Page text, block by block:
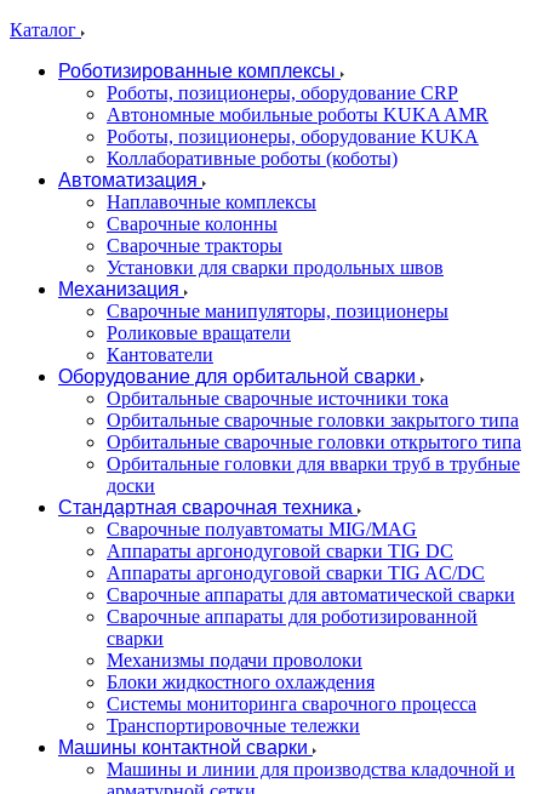
Каталог
Роботизированные комплексы
Роботы, позиционеры, оборудование CRP
Автономные мобильные роботы KUKA AMR
Роботы, позиционеры, оборудование KUKA
Коллаборативные роботы (коботы)
Автоматизация
Наплавочные комплексы
Сварочные колонны
Сварочные тракторы
Установки для сварки продольных швов
Механизация
Сварочные манипуляторы, позиционеры
Роликовые вращатели
Кантователи
Оборудование для орбитальной сварки
Орбитальные сварочные источники тока
Орбитальные сварочные головки закрытого типа
Орбитальные сварочные головки открытого типа
Орбитальные головки для вварки труб в трубные
доски
Стандартная сварочная техника
Сварочные полуавтоматы MIG/MAG
Аппараты аргонодуговой сварки TIG DC
Аппараты аргонодуговой сварки TIG AC/DC
Сварочные аппараты для автоматической сварки
Сварочные аппараты для роботизированной
сварки
Механизмы подачи проволоки
Блоки жидкостного охлаждения
Системы мониторинга сварочного процесса
Транспортировочные тележки
Машины контактной сварки
Машины и линии для производства кладочной и